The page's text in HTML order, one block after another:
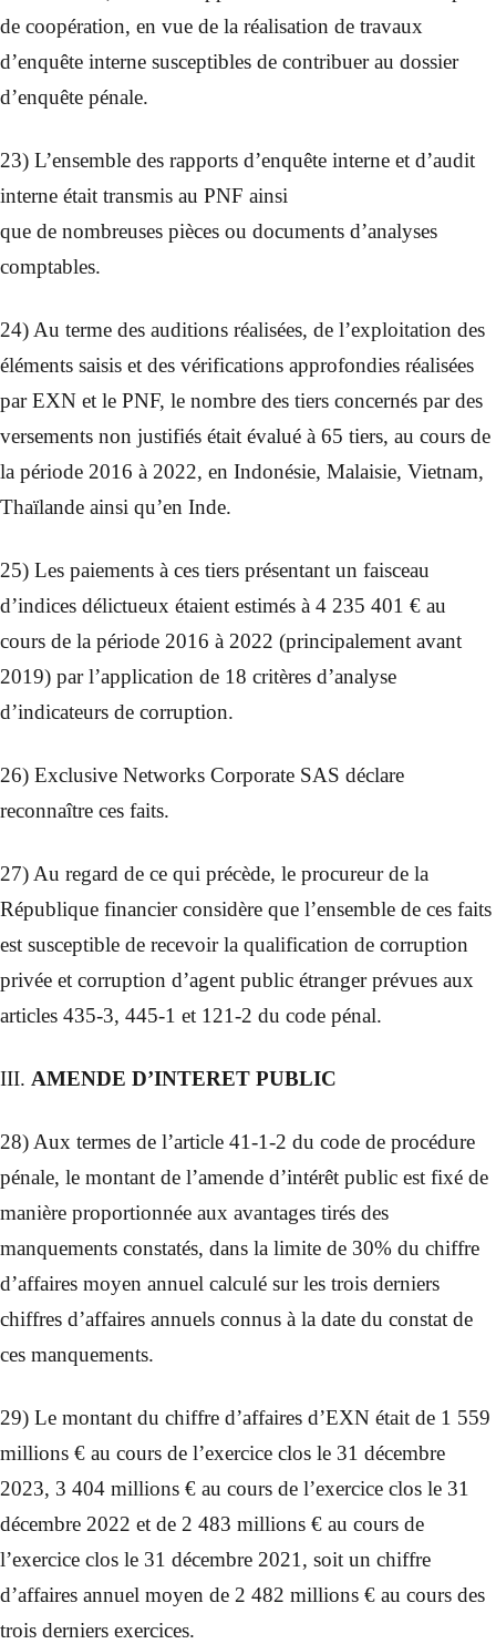
de coopération, en vue de la réalisation de travaux
d’enquête interne susceptibles de contribuer au dossier
d’enquête pénale.
23) L’ensemble des rapports d’enquête interne et d’audit
interne était transmis au PNF ainsi
que de nombreuses pièces ou documents d’analyses
comptables.
24) Au terme des auditions réalisées, de l’exploitation des
éléments saisis et des vérifications approfondies réalisées
par EXN et le PNF, le nombre des tiers concernés par des
versements non justifiés était évalué à 65 tiers, au cours de
la période 2016 à 2022, en Indonésie, Malaisie, Vietnam,
Thaïlande ainsi qu’en Inde.
25) Les paiements à ces tiers présentant un faisceau
d’indices délictueux étaient estimés à 4 235 401 € au
cours de la période 2016 à 2022 (principalement avant
2019) par l’application de 18 critères d’analyse
d’indicateurs de corruption.
26) Exclusive Networks Corporate SAS déclare
reconnaître ces faits.
27) Au regard de ce qui précède, le procureur de la
République financier considère que l’ensemble de ces faits
est susceptible de recevoir la qualification de corruption
privée et corruption d’agent public étranger prévues aux
articles 435-3, 445-1 et 121-2 du code pénal.
III. AMENDE D’INTERET PUBLIC
28) Aux termes de l’article 41-1-2 du code de procédure
pénale, le montant de l’amende d’intérêt public est fixé de
manière proportionnée aux avantages tirés des
manquements constatés, dans la limite de 30% du chiffre
d’affaires moyen annuel calculé sur les trois derniers
chiffres d’affaires annuels connus à la date du constat de
ces manquements.
29) Le montant du chiffre d’affaires d’EXN était de 1 559
millions € au cours de l’exercice clos le 31 décembre
2023, 3 404 millions € au cours de l’exercice clos le 31
décembre 2022 et de 2 483 millions € au cours de
l’exercice clos le 31 décembre 2021, soit un chiffre
d’affaires annuel moyen de 2 482 millions € au cours des
trois derniers exercices.